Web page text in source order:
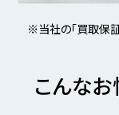
※当社の「買取保
こんな